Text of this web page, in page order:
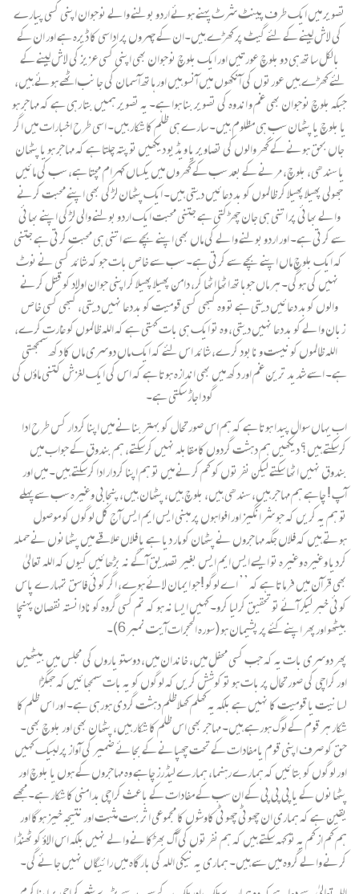
تصویر میں ایک طرف پینٹ شرٹ پہنے ہوئے اردو بولنے والے نوجوان اپنی کسی پیارے
کی لاش لینے کے لئے گیٹ پر کھڑے ہیں۔ان کے چہروں پر اداسی کا ڈیرہ ہے اور ان کے
بالکل ساتھ ہی دو بلوچ عورتیں اور ایک بلوچ نوجوان بھی اپنی کسی عزیز کی لاش لینے کے
لئے کھڑے ہیں عورتوں کی آنکھوں میں آنسو ہیں اور ہاتھ آسمان کی جانب اٹھے ہوئے ہیں،
جبکہ بلوچ نوجوان بھی غم و اندوہ کی تصویر بنا ہوا ہے۔ یہ تصویر ہمیں بتا رہی ہے کہ مہاجر ہو
یا بلوچ یا پٹھان سب ہی مظلوم ہیں۔ سارے ہی ظلم کا شکار ہیں۔ اسی طرح اخبارات میں اگر
جاں بحق ہونے کے گھر والوں کی تصاویر یا ویڈیو دیکھیں تو پتہ چلتا ہے کہ مہاجر ہو یا پٹھان
یا سندھی، بلوچ، مرنے کے بعد سب کے گھروں میں یکساں کہرام مچتا ہے، سب کی مائیں
جھولی پھیلا پھیلا کر ظالموں کو بد دعائیں دیتی ہیں۔ ایک پٹھان لڑکی بھی اپنے محبت کرنے
والے بھائی پر اتنی ہی جان چھڑکتی ہے جتنی محبت ایک اردو بولنے والی لڑکی اپنے بھائی
سے کرتی ہے۔ اور اردو بولنے والے کی ماں بھی اپنے بچے سے اتنی ہی محبت کرتی ہے جتنی
کہ ایک بلوچ ماں اپنے بچے سے کرتی ہے۔ سب سے خاص بات جو کہ شائد کسی نے نوٹ
نہیں کی ہوگی۔ ہر ماں جو ہاتھ اٹھا اٹھا کر، دامن پھیلا پھیلا کر اپنی جوان اولاد کو قتل کرنے
والوں کوبد دعائیں دیتی ہے تو وہ کبھی کسی قومیت کو بددعا نہیں دیتی، کبھی کسی خاص
زبان والے کو بددعا نہیں دیتی، وہ تو ایک ہی بات کہتی ہے کہ اللہ ظالموں کو غارت کرے،
اللہ ظالموں کو نیست و نابود کرے، شائد اس لئے کہ ایک ماں دوسری ماں کا دکھ سمجھتی
ہے۔ اسے شدید ترین غم اور دکھ میں بھی اندازہ ہوتا ہے کہ اس کی ایک لغزش کتنی ماؤں کی
گود اجاڑ سکتی ہے۔
اب یہاں سوال پیدا ہوتا ہے کہ ہم اس صورتحال کو بہتر بنانے میں اپنا کردار کس طرح ادا
کرسکتے ہیں؟ دیکھیں ہم دہشت گردوں کا مقابلہ نہیں کرسکتے، ہم بندوق کے جواب میں
بندوق نہیں اٹھا سکتے لیکن نفرتوں کو کم کرنے میں تو ہم اپنا کردار ادا کرسکتے ہیں۔ میں اور
آپ ! چاہے ہم مہاجر ہیں، سندھی ہیں، بلوچ ہیں، پٹھان ہیں، پنجابی وغیرہ سب سے پہلے
تو ہم یہ کریں کہ جو شر انگیز اور افواہوں پر مبنی ایس ایم ایس آج کل لوگوں کو موصول
ہوتے ہیں کہ فلاں جگہ مہاجروں نے پٹھان کو مار دیا ہے یا فلاں علاقے میں پٹھانوں نے حملہ
کردیا وغیرہ وغیرہ تو ایسے ایس ایم ایس بغیر تصدیق آگے نہ بڑھائیں کیوں کہ اللہ تعالیٰ
بھی قرآن میں فرماتا ہے کہ ’’ اے لوگو !جو ایمان لائے ہوے، اگر کوئی فاسق تمہارے پاس
کوئی خبر لیکر آئے تو تحقیق کرلیا کرو۔ کہیں ایسا نہ ہو کہ تم کسی گروہ کو نادانستہ نقصان پہنچا
بیٹھو اورپھر اپنے کئے پر پشیمان ہو (سورہ الحجرات آیت نمبر 6)۔
پھر دوسری بات یہ کہ جب کسی محفل میں، خاندان میں، دوستو یاروں کی مجلس میں بیٹھیں
اور کراچی کی صورتحال پر بات ہو تو کوشش کریں کہ لوگوں کو یہ بات سمجھائیں کہ جھگڑا
لسانیت یا قومیت کا نہیں ہے بلکہ یہ کھلم کھلا ظلم دہشت گردی ہورہی ہے۔ اور اس ظلم کا
شکار ہر قوم کے لوگ ہورہے ہیں۔ مہاجر بھی اس ظلم کا شکار ہیں، پٹھان بھی اور بلوچ بھی۔
حق کو صرف اپنی قوم یا مفادات کے تحت چھپانے کے بجائے ضمیر کی آواز پر لبیک کہیں
اور لوگوں کو بتائیں کہ ہمارے رہنما، ہمارے لیڈرز چاہے وہ مہاجروں کے ہوں یا بلوچ اور
پٹھانوں کے یا پی پی پی کے ان سب کے مفادات کے باعث کراچی بدامنی کا شکار ہے۔ مجھے
یقین ہے کہ ہماری ان چھوٹی چھوٹی کاوشوں کا مجموعی اثر بہت مثبت اور نتیجہ خیز ہوگا اور
ہم کم از کم یہ تو کہہ سکتے ہیں کہ ہم نفرتوں کی آگ بھڑکانے والے نہیں بلکہ اس الاؤ کو ٹھنڈا
کرنے والے گروہ میں سے ہیں۔ ہماری یہ نیکی اللہ کی بارگاہ میں رائیگاں نہیں جائے گی۔